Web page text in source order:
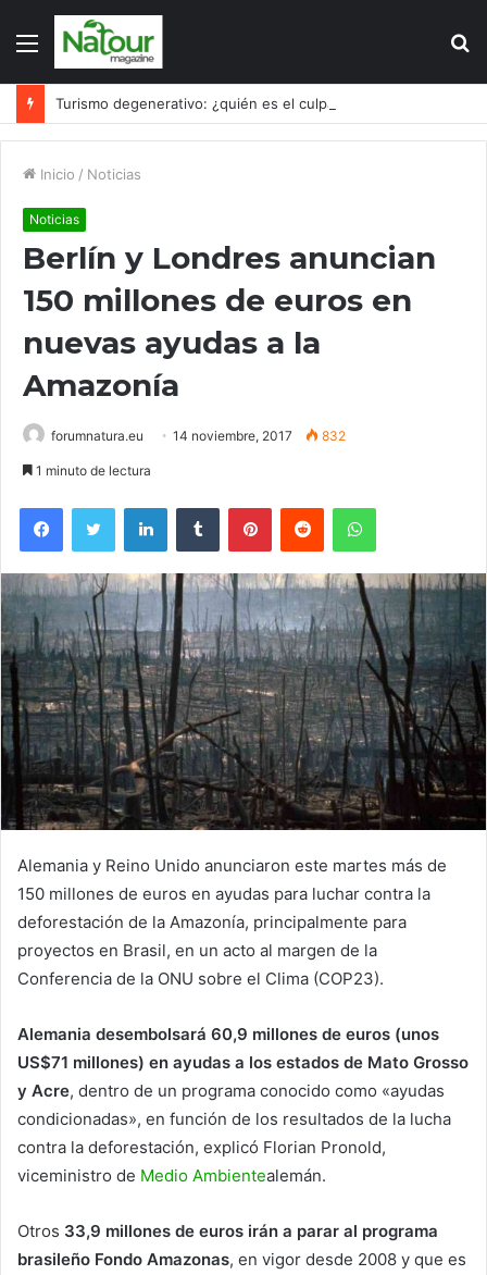
Menú
Inicio / Noticias
Noticias
Berlín y Londres anuncian
150 millones de euros en
nuevas ayudas a la
Amazonía
forumnatura.eu 14 noviembre, 2017 832
1 minuto de lectura
FacebookTwitter LinkedInTumblr PinterestReddit WhatsApp
Alemania y Reino Unido anunciaron este martes más de
150 millones de euros en ayudas para luchar contra la
deforestación de la Amazonía, principalmente para
proyectos en Brasil, en un acto al margen de la
Conferencia de la ONU sobre el Clima (COP23).
Alemania desembolsará 60,9 millones de euros (unos
US$71 millones) en ayudas a los estados de Mato Grosso
y Acre, dentro de un programa conocido como «ayudas
condicionadas», en función de los resultados de la lucha
contra la deforestación, explicó Florian Pronold,
viceministro de Medio Ambientealemán.
Otros 33,9 millones de euros irán a parar al programa
brasileño Fondo Amazonas, en vigor desde 2008 y que es